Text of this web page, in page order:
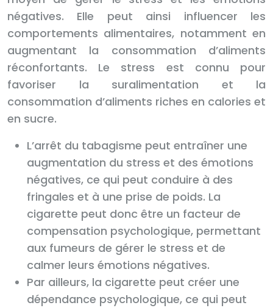
négatives. Elle peut ainsi influencer les
comportements alimentaires, notamment en
augmentant la consommation d’aliments
réconfortants. Le stress est connu pour
favoriser la suralimentation et la
consommation d’aliments riches en calories et
en sucre.
L’arrêt du tabagisme peut entraîner une
augmentation du stress et des émotions
négatives, ce qui peut conduire à des
fringales et à une prise de poids. La
cigarette peut donc être un facteur de
compensation psychologique, permettant
aux fumeurs de gérer le stress et de
calmer leurs émotions négatives.
Par ailleurs, la cigarette peut créer une
dépendance psychologique, ce qui peut